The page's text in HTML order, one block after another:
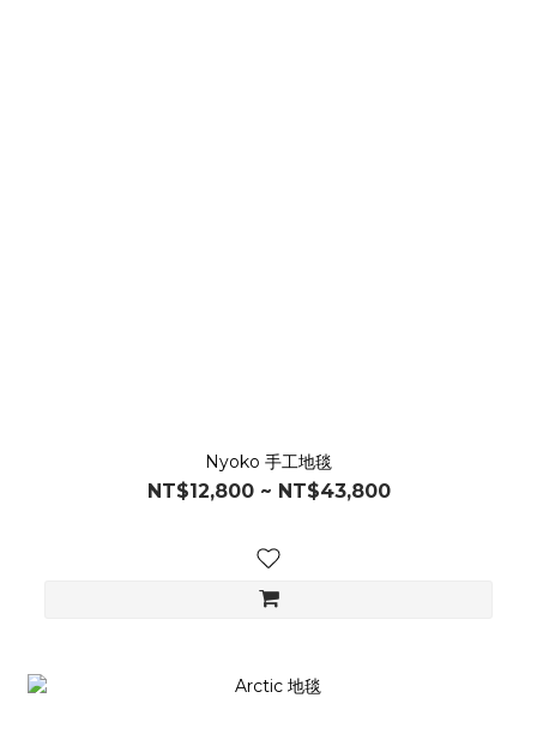
Nyoko 手工地毯
NT$12,800 ~ NT$43,800